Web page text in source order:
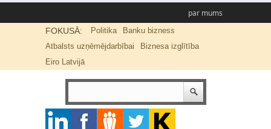
par mums
FOKUSĀ: Politika
Banku bizness
Atbalsts uzņēmējdarbībai
Biznesa izglītība
Eiro Latvijā